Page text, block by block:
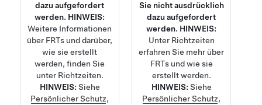
dazu aufgefordert
werden. HINWEIS:
Weitere Informationen
über FRTs und darüber,
wie sie erstellt
werden, finden Sie
unter Richtzeiten.
HINWEIS: Siehe
Persönlicher Schutz,
Sie nicht ausdrücklich
dazu aufgefordert
werden. HINWEIS:
Unter Richtzeiten
erfahren Sie mehr über
FRTs und wie sie
erstellt werden.
HINWEIS: Siehe
Persönlicher Schutz,